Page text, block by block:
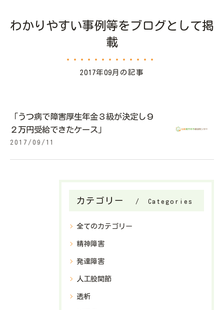
わかりやすい事例等をブログとして掲
載
2017年09月の記事
「うつ病で障害厚生年金３級が決定し９
２万円受給できたケース」
2017/09/11
カテゴリー Categories
全てのカテゴリー
精神障害
発達障害
人工股関節
透析